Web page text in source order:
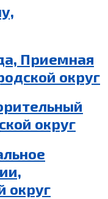
Приемная
округ
округ
округ